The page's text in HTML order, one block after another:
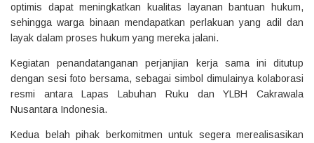
optimis dapat meningkatkan kualitas layanan bantuan hukum,
sehingga warga binaan mendapatkan perlakuan yang adil dan
layak dalam proses hukum yang mereka jalani.
Kegiatan penandatanganan perjanjian kerja sama ini ditutup
dengan sesi foto bersama, sebagai simbol dimulainya kolaborasi
resmi antara Lapas Labuhan Ruku dan YLBH Cakrawala
Nusantara Indonesia.
Kedua belah pihak berkomitmen untuk segera merealisasikan